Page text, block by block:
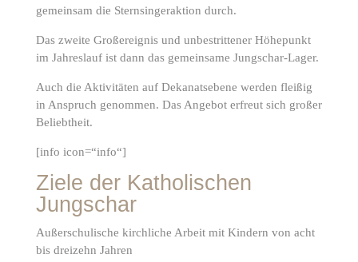
gemeinsam die Sternsingeraktion durch.
Das zweite Großereignis und unbestrittener Höhepunkt
im Jahreslauf ist dann das gemeinsame Jungschar-Lager.
Auch die Aktivitäten auf Dekanatsebene werden fleißig
in Anspruch genommen. Das Angebot erfreut sich großer
Beliebtheit.
[info icon=“info“]
Ziele der Katholischen
Jungschar
Außerschulische kirchliche Arbeit mit Kindern von acht
bis dreizehn Jahren